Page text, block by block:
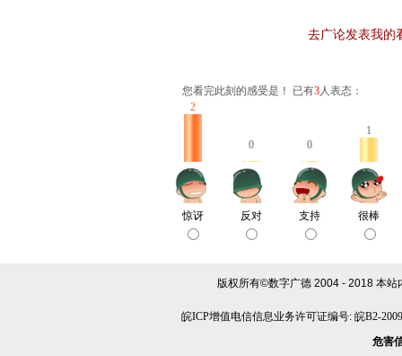
去广论发表我的
您看完此刻的感受是！ 已有3人表态：
2
0 0
1
惊讶 反对 支持 很棒
版权所有©数字广德 2004 - 2018 本站
皖ICP增值电信信息业务许可证编号: 皖B2-
危害